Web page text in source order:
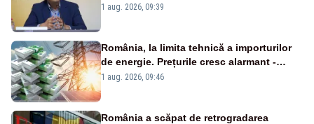
alertei energetice?
1 aug. 2026, 09:39
România, la limita tehnică a importurilor
de energie. Prețurile cresc alarmant -
Analiză Realitatea Plus
1 aug. 2026, 09:46
România a scăpat de retrogradarea